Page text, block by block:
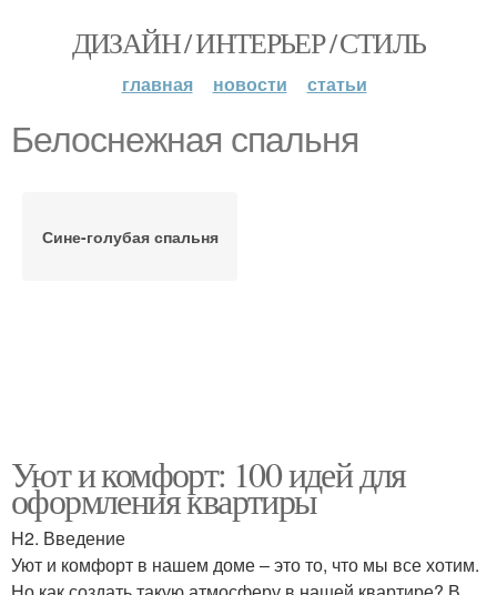
ДИЗАЙН / ИНТЕРЬЕР / СТИЛЬ
главная новости статьи
Белоснежная спальня
Сине-голубая спальня
Уют и комфорт: 100 идей для
оформления квартиры
H2. Введение
Уют и комфорт в нашем доме – это то, что мы все хотим.